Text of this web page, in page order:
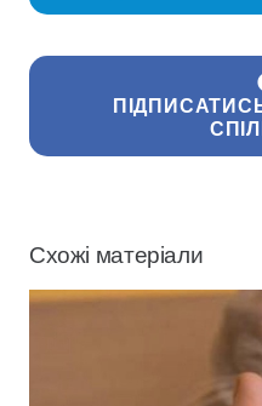
Схожі матеріали